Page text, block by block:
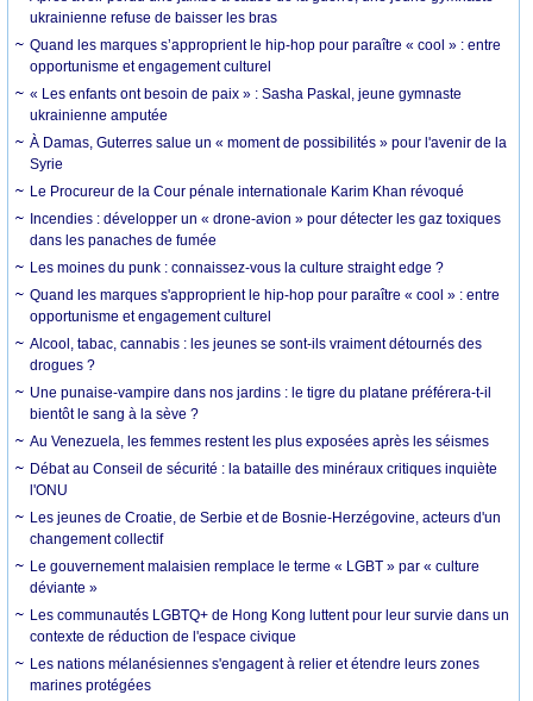
ukrainienne refuse de baisser les bras
Quand les marques s’approprient le hip-hop pour paraître « cool » : entre
opportunisme et engagement culturel
« Les enfants ont besoin de paix » : Sasha Paskal, jeune gymnaste
ukrainienne amputée
À Damas, Guterres salue un « moment de possibilités » pour l'avenir de la
Syrie
Le Procureur de la Cour pénale internationale Karim Khan révoqué
Incendies : développer un « drone-avion » pour détecter les gaz toxiques
dans les panaches de fumée
Les moines du punk : connaissez-vous la culture straight edge ?
Quand les marques s'approprient le hip-hop pour paraître « cool » : entre
opportunisme et engagement culturel
Alcool, tabac, cannabis : les jeunes se sont-ils vraiment détournés des
drogues ?
Une punaise-vampire dans nos jardins : le tigre du platane préférera-t-il
bientôt le sang à la sève ?
Au Venezuela, les femmes restent les plus exposées après les séismes
Débat au Conseil de sécurité : la bataille des minéraux critiques inquiète
l'ONU
Les jeunes de Croatie, de Serbie et de Bosnie-Herzégovine, acteurs d'un
changement collectif
Le gouvernement malaisien remplace le terme « LGBT » par « culture
déviante »
Les communautés LGBTQ+ de Hong Kong luttent pour leur survie dans un
contexte de réduction de l'espace civique
Les nations mélanésiennes s'engagent à relier et étendre leurs zones
marines protégées